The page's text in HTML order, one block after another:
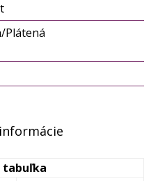
Plátená
tabuľka